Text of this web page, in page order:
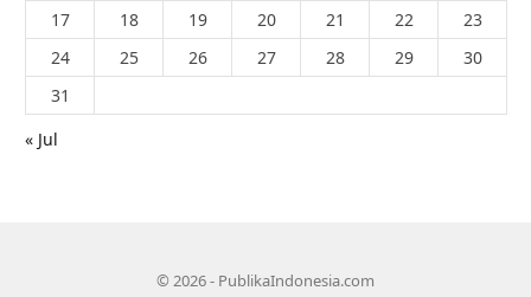
17
18 19 20 21 22
23
24
25 26 27 28 29
30
31
« Jul
© 2026 - PublikaIndonesia.com